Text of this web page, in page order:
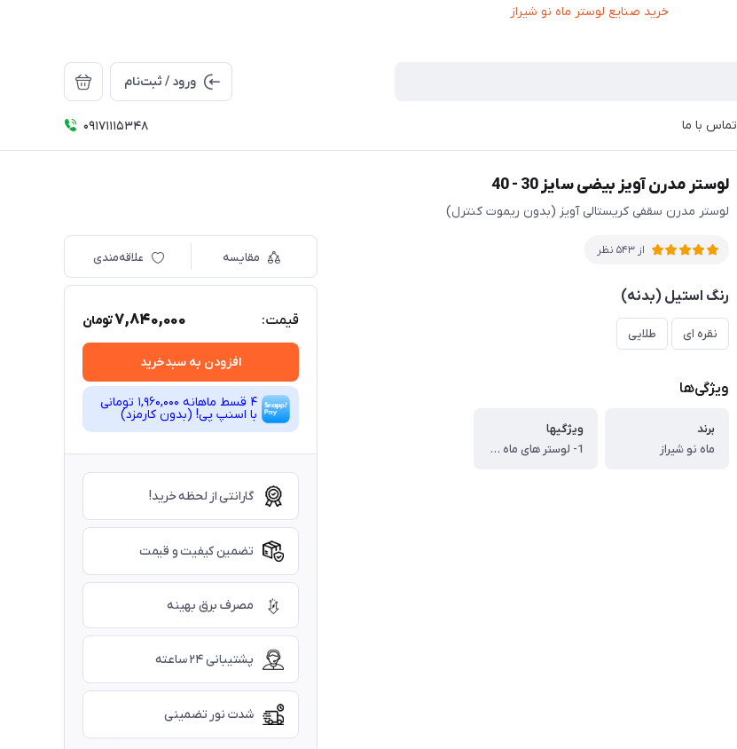
ورود / ثبت‌نام
تماس با ما 09171115348
لوستر مدرن آویز بیضی سایز 30 - 40
لوستر مدرن سقفی کریستالی آویز (بدون ریموت کنترل)
از 543 نظر
رنگ استیل (بدنه)
نقره ای طلایی
ویژگی‌ها
برند
ماه نو شیراز
ویژگیها
1- لوستر های ماه نو، پر نور هستند (به علت ریسه با کیفیت لون استار - تراکم 200و در صورت سفارش تراکم 220 و دولاین نوری) ، 2- ورق استیل تایوانی آیینه ای (مات نیست) ، 3- کریستال درجه یک (برخی از کریستال درجه دو استفاده میکنند) ، 4- خرید از تولیدی دارای مجوز تولید (کارگاههایی که مجوز تولید ندارند تحت استاندارد تولید نمی کنند و ضمن نداشتن کیفیت لازم، تبعاتی نظیر سوختن و اتصالی و برق گرفتگی دارد)
مقایسه علاقه‌مندی
قیمت: 7,840,000تومان
افزودن به سبدخرید
4 قسط ماهانه 1,960,000 تومانی
با اسنپ ‌پی! (بدون کارمزد)
گارانتی از لحظه خرید!
تضمین کیفیت و قیمت
مصرف برق بهینه
پشتیبانی ۲۴ ساعته
شدت نور تضمینی